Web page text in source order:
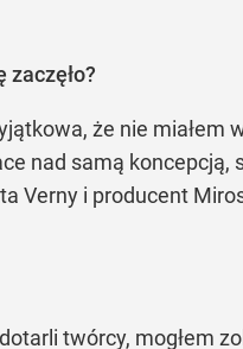
zaczęło?
że nie miałem
nad samą koncepcją,
Verny i producent
twórcy, mogłem